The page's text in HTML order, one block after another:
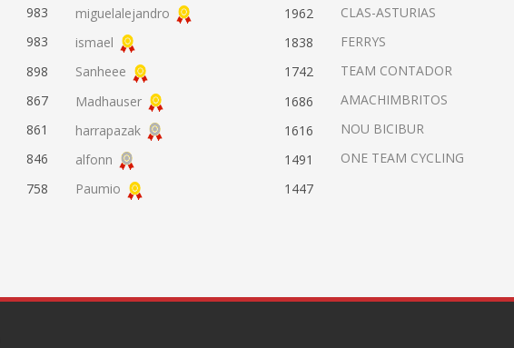
983
983
898
867
861
846
758
miguelalejandro
1962
ismael
1838
Sanheee
1742
Madhauser
1686
harrapazak
1616
alfonn
1491
Paumio
1447
CLAS-ASTURIAS
FERRYS
TEAM CONTADOR
AMACHIMBRITOS
NOU BICIBUR
ONE TEAM CYCLING